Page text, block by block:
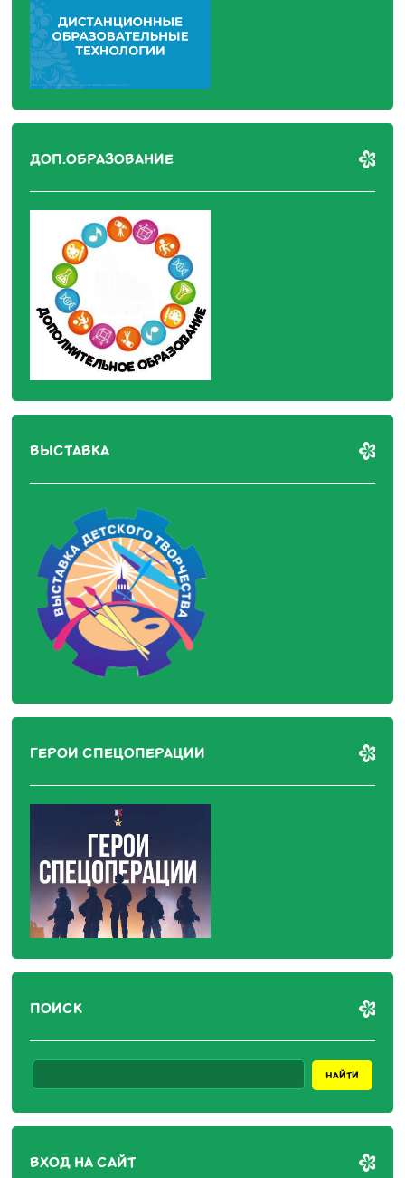
ДОП.ОБРАЗОВАНИЕ
ВЫСТАВКА
ГЕРОИ СПЕЦОПЕРАЦИИ
ПОИСК
ВХОД НА САЙТ